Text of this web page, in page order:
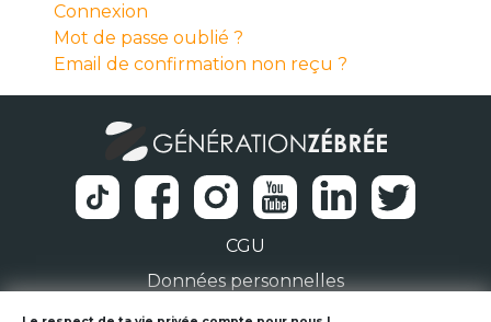
Connexion
Mot de passe oublié ?
Email de confirmation non reçu ?
CGU
Données personnelles